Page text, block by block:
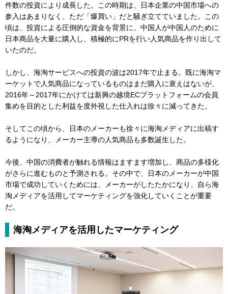
件数の投資により成長した。この時期は、日本企業の中国市場への
参入はあまりなく、ただ「爆買い」だと騒ぎ立てていました。この
頃は、投資による圧倒的な資金を背景に、中国人が中国人のために
日本商品を大量に購入し、積極的にPRを行い人気商品を作り出して
いたのだ。
しかし、海淘サービスへの投資の波は2017年で止まる。既に海淘マ
ーケットで人気商品になっているものはまだ購入に衰えはないが、
2016年～2017年にかけては新興の越境ECプラットフォームの会員
集めを目的とした利益を度外視した仕入れは徐々に減ってきた。
そしてこの頃から、日本のメーカーも徐々に海淘メディアに出稿す
るようになり、メーカー主導の人気商品も多数誕生した。
今後、中国の消費者が触れる情報はますます増加し、商品の多様化
がさらに進むものと予測される。その中で、日本のメーカーが中国
市場で成功していくためには、メーカーがしたたかになり、自ら海
淘メディアを活用してマーケティングを強化していくことが重要
だ。
海淘メディアを活用したマーケティング